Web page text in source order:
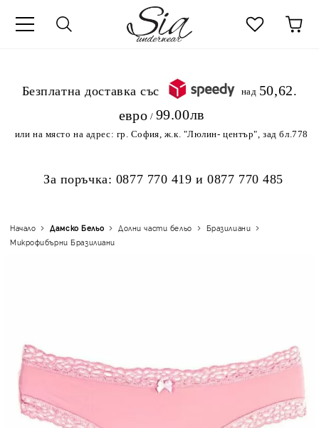
.Безплатна доставка със
над 50,62
евро / 99.00лв
или на място на адрес: гр. София, ж.к. "Люлин- център", зад бл.778
За поръчка: 0877 770 419 и0877 770 485
Начало Дамско Бельо Долни части бельо
Бразилиани
Микрофибърни Бразилиани